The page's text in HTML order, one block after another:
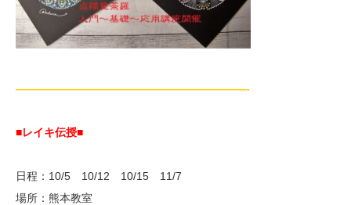
—————————————————————-
■レイキ伝授■
日程：10/5 10/12 10/15 11/7
場所：熊本教室